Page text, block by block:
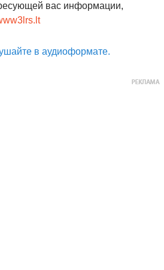
вас информации,
в аудиоформате.